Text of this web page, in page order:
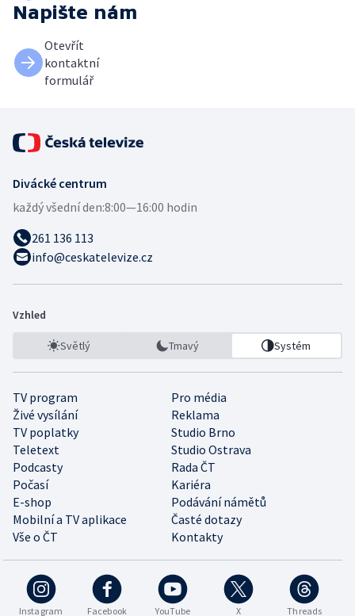
Napište nám
Otevřít
kontaktní
formulář
Divácké centrum
každý všední den:8:00—16:00 hodin
261 136 113
info@ceskatelevize.cz
Vzhled
Světlý Tmavý Systém
TV program
Pro média
Živé vysílání
Reklama
TV poplatky
Studio Brno
Teletext
Studio Ostrava
Podcasty
Rada ČT
Počasí
Kariéra
E-shop
Podávání námětů
Mobilní a TV aplikace
Časté dotazy
Vše o ČT
Kontakty
Instagram Facebook YouTube X Threads